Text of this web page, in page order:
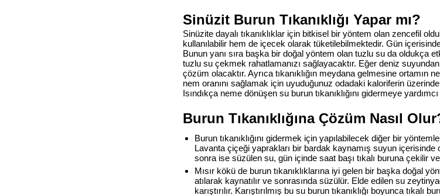
Sinüzit Burun Tıkanıklığı Yapar mı?
Sinüzite dayalı tıkanıklıklar için bitkisel bir yöntem olan zencefil
kullanılabilir hem de içecek olarak tüketilebilmektedir. Gün
Bunun yanı sıra başka bir doğal yöntem olan tuzlu su da oldukça
tuzlu su çekmek rahatlamanızı sağlayacaktır. Eğer deniz
çözüm olacaktır. Ayrıca tıkanıklığın meydana gelmesine ortamın
nem oranını sağlamak için uyuduğunuz odadaki kaloriferin
Isındıkça neme dönüşen su burun tıkanıklığını gidermeye
Burun Tıkanıklığına Çözüm Nasıl
Burun tıkanıklığını gidermek için yapılabilecek diğer bir
Lavanta çiçeği yaprakları bir bardak kaynamış suyun
sonra ise süzülen su, gün içinde saat başı tıkalı buruna çekilir ve
Mısır kökü de burun tıkanıklıklarına iyi gelen bir başka doğal
atılarak kaynatılır ve sonrasında süzülür. Elde edilen su
karıştırılır. Karıştırılmış bu su burun tıkanıklığı boyunca tıkalı